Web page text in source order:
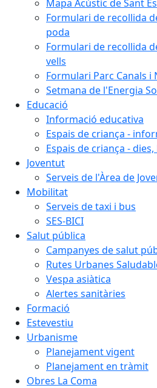
Mapa Acústic de Sant
Formulari de recollida
poda
Formulari de recollida
vells
Formulari Parc Canals i
Setmana de l'Energia
Educació
Informació educativa
Espais de criança -
Espais de criança -
Joventut
Serveis de l'Àrea de
Mobilitat
Serveis de taxi i bus
SES-BICI
Salut pública
Campanyes de salut
Rutes Urbanes
Vespa asiàtica
Alertes sanitàries
Formació
Estevestiu
Urbanisme
Planejament vigent
Planejament en tràmit
Obres La Coma